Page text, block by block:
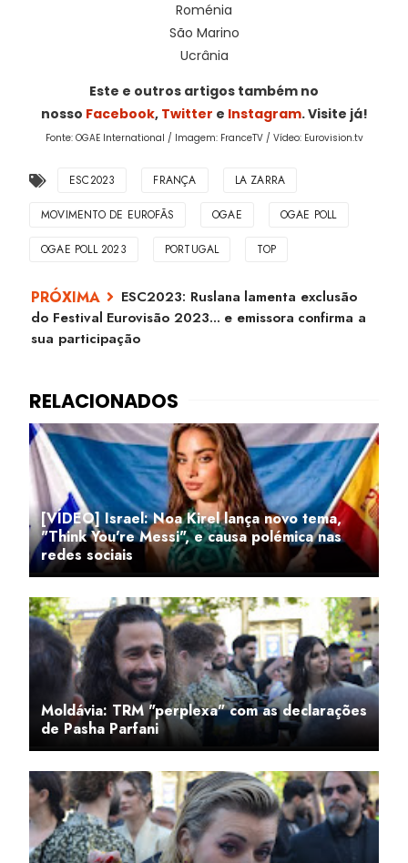
Roménia
São Marino
Ucrânia
Este e outros artigos também no
nosso Facebook, Twitter e Instagram. Visite já!
Fonte: OGAE International / Imagem: FranceTV / Vídeo: Eurovision.tv
ESC2023 FRANÇA LA ZARRA
MOVIMENTO DE EUROFÃS OGAE OGAE POLL
OGAE POLL 2023 PORTUGAL TOP
ESC2023: Ruslana lamenta exclusão
do Festival Eurovisão 2023... e emissora confirma a
sua participação
[VÍDEO] Israel: Noa Kirel lança novo tema,
"Think You're Messi", e causa polémica nas
redes sociais
Moldávia: TRM "perplexa" com as declarações
de Pasha Parfani